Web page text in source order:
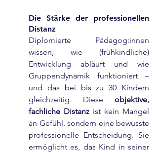
Die Stärke der professionellen
Distanz
Diplomierte Pädagog:innen
wissen, wie (frühkindliche)
Entwicklung abläuft und wie
Gruppendynamik funktioniert –
und das bei bis zu 30 Kindern
gleichzeitig. Diese objektive,
fachliche Distanz ist kein Mangel
an Gefühl, sondern eine bewusste
professionelle Entscheidung. Sie
ermöglicht es, das Kind in seiner